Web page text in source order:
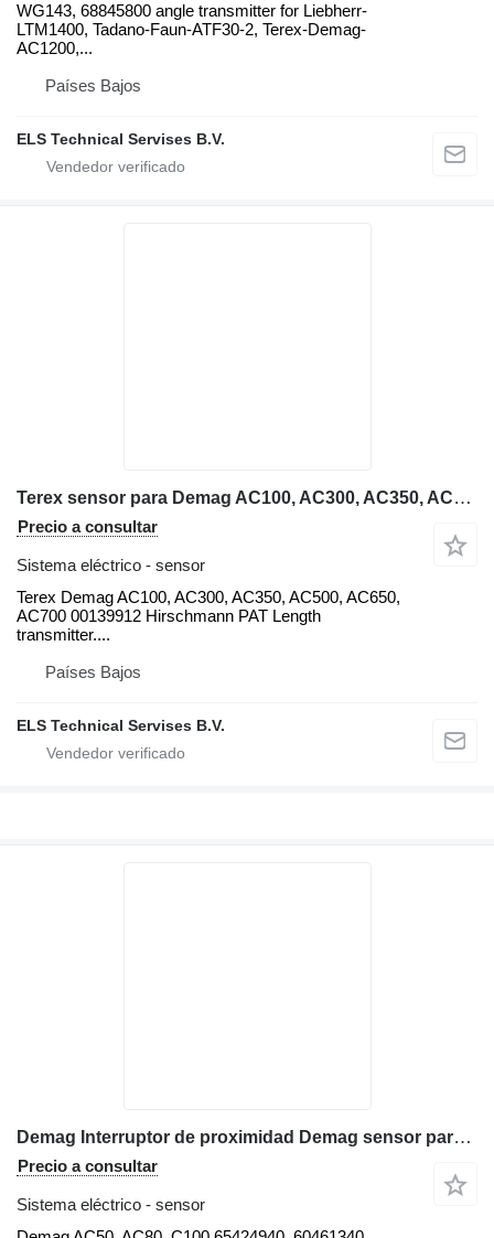
WG143, 68845800 angle transmitter for Liebherr-
LTM1400, Tadano-Faun-ATF30-2, Terex-Demag-
AC1200,...
Países Bajos
ELS Technical Servises B.V.
Terex sensor para Demag AC100, AC300, AC350, AC500, AC650, AC700 grúa móvil
Precio a consultar
Sistema eléctrico - sensor
Terex Demag AC100, AC300, AC350, AC500, AC650,
AC700 00139912 Hirschmann PAT Length
transmitter....
Países Bajos
ELS Technical Servises B.V.
Demag Interruptor de proximidad Demag sensor para Demag AC50, AC80, C100 grúa móvil
Precio a consultar
Sistema eléctrico - sensor